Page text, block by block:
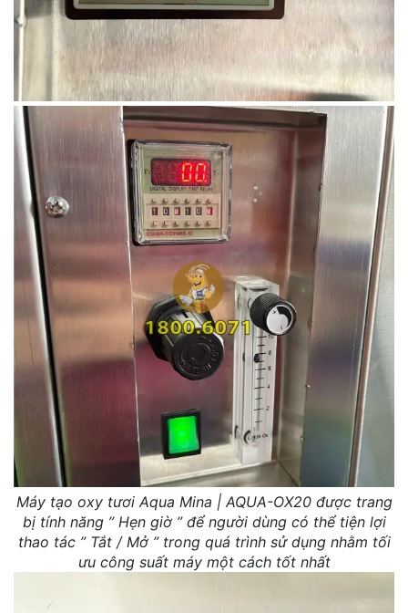
Máy tạo oxy tươi Aqua Mina | AQUA-OX20 được trang
bị tính năng ” Hẹn giờ ” để người dùng có thể tiện lợi
thao tác ” Tắt / Mở ” trong quá trình sử dụng nhằm tối
ưu công suất máy một cách tốt nhất